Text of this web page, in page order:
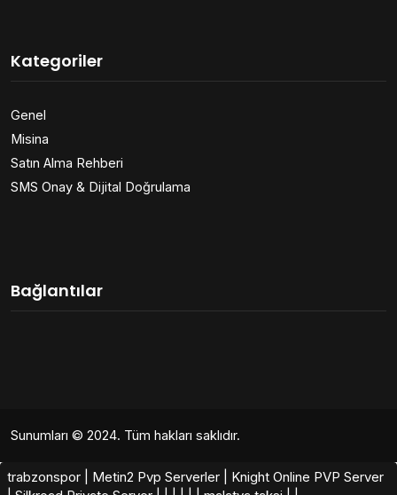
Kategoriler
Genel
Misina
Satın Alma Rehberi
SMS Onay & Dijital Doğrulama
Bağlantılar
Sunumları © 2024. Tüm hakları saklıdır.
trabzonspor Metin2 Pvp Serverler
Knight Online PVP Server